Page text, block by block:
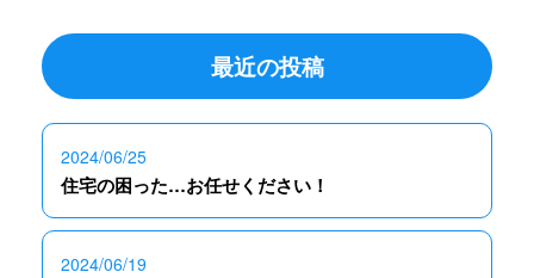
最近の投稿
2024/06/25
住宅の困った…お任せください！
2024/06/19